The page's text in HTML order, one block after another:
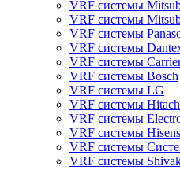
VRF системы
VRF системы
VRF системы
VRF системы
VRF системы
VRF системы Bosch
VRF системы LG
VRF системы
VRF системы
VRF системы
VRF системы
VRF системы